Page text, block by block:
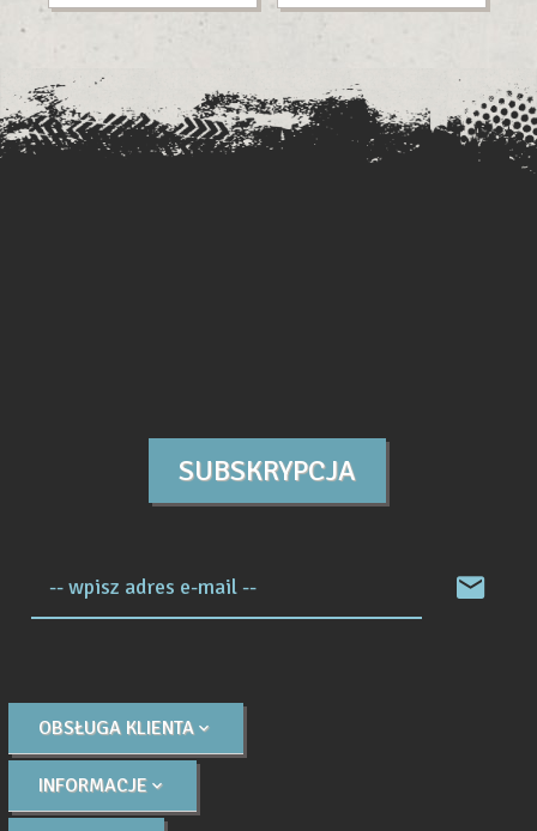
SUBSKRYPCJA
-- wpisz adres e-mail --
OBSŁUGA KLIENTA
INFORMACJE